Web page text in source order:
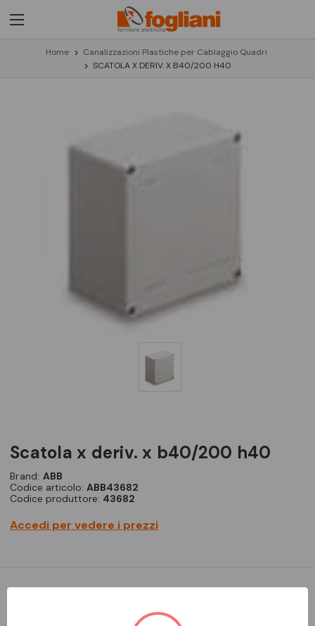
Home
Canalizzazioni Plastiche per Cablaggio Quadri
SCATOLA X DERIV. X B40/200 H40
scatola x deriv. x b40/200 h40
Brand: ABB
Codice articolo: ABB43682
Codice produttore: 43682
Accedi per vedere i prezzi